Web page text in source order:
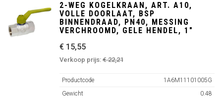
2-WEG KOGELKRAAN, ART. A10,
VOLLE DOORLAAT, BSP
BINNENDRAAD, PN40, MESSING
VERCHROOMD, GELE HENDEL, 1"
€ 15,55
Verkoop prijs:€ 22,21
Productcode
1A6M11101005G
Gewicht
0.48